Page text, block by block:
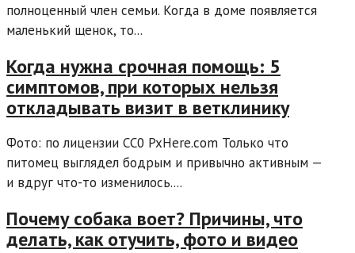
полноценный член семьи. Когда в доме появляется
маленький щенок, то...
Когда нужна срочная помощь: 5
симптомов, при которых нельзя
откладывать визит в ветклинику
Фото: по лицензии CC0 PxHere.com Только что
питомец выглядел бодрым и привычно активным —
и вдруг что-то изменилось....
Почему собака воет? Причины, что
делать, как отучить, фото и видео